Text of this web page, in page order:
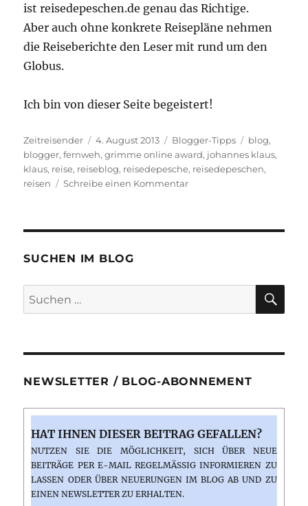
ist reisedepeschen.de genau das Richtige.
Aber auch ohne konkrete Reisepläne nehmen
die Reiseberichte den Leser mit rund um den
Globus.
Ich bin von dieser Seite begeistert!
Autor
Zeitreisender
Veröffentlicht
am
4. August 2013 Kategorien
Blogger-Tipps Schlagwörter
blog,
blogger,fernweh,grimme online award, johannes klaus,
klaus, reise, reiseblog, reisedepesche, reisedepeschen,
reisen
Schreibe einen Kommentarzu
SUCHEN IM BLOG
Suchen
nach:
NEWSLETTER / BLOG-ABONNEMENT
HAT IHNEN DIESER BEITRAG GEFALLEN?
NUTZEN SIE DIE MÖGLICHKEIT, SICH ÜBER NEUE
BEITRÄGE PER E-MAIL REGELMÄSSIG INFORMIEREN ZU L
ASSEN ODER ÜBER NEUERUNGEN IM BLOG AB UND ZU E
INEN NEWSLETTER ZU ERHALTEN.